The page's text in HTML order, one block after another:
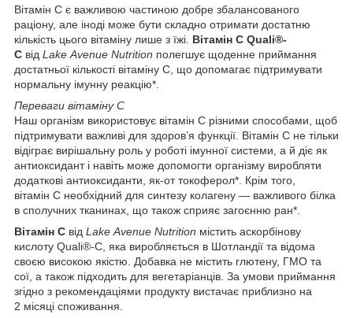
Вітамін C є важливою частиною добре збалансованого
раціону, але іноді може бути складно отримати достатню
кількість цього вітаміну лише з їжі. Вітамін C Quali®-
C від Lake Avenue Nutrition полегшує щоденне приймання
достатньої кількості вітаміну C, що допомагає підтримувати
нормальну імунну реакцію*.
Переваги вітаміну C
Наш організм використовує вітамін C різними способами, щоб
підтримувати важливі для здоров’я функції. Вітамін C не тільки
відіграє вирішальну роль у роботі імунної системи, а й діє як
антиоксидант і навіть може допомогти організму виробляти
додаткові антиоксиданти, як-от токоферол*. Крім того,
вітамін C необхідний для синтезу колагену — важливого білка
в сполучних тканинах, що також сприяє загоєнню ран*.
Вітамін C від Lake Avenue Nutrition містить аскорбінову
кислоту Quali®-C, яка виробляється в Шотландії та відома
своєю високою якістю. Добавка не містить глютену, ГМО та
сої, а також підходить для вегетаріанців. За умови приймання
згідно з рекомендаціями продукту вистачає приблизно на
2 місяці споживання.